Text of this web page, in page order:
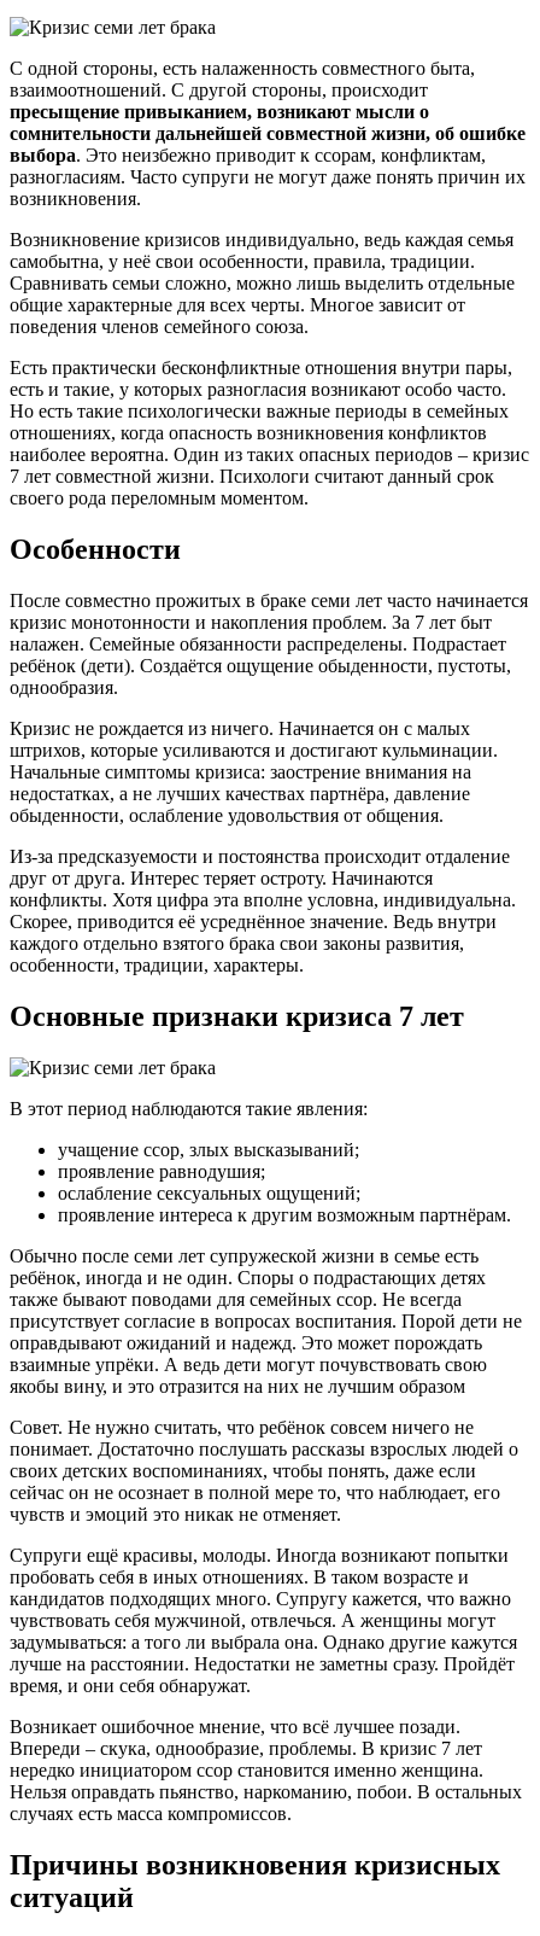
С одной стороны, есть налаженность совместного быта,
взаимоотношений. С другой стороны, происходит
пресыщение привыканием, возникают мысли о
сомнительности дальнейшей совместной жизни, об ошибке
выбора. Это неизбежно приводит к ссорам, конфликтам,
разногласиям. Часто супруги не могут даже понять причин их
возникновения.
Возникновение кризисов индивидуально, ведь каждая семья
самобытна, у неё свои особенности, правила, традиции.
Сравнивать семьи сложно, можно лишь выделить отдельные
общие характерные для всех черты. Многое зависит от
поведения членов семейного союза.
Есть практически бесконфликтные отношения внутри пары,
есть и такие, у которых разногласия возникают особо часто.
Но есть такие психологически важные периоды в семейных
отношениях, когда опасность возникновения конфликтов
наиболее вероятна. Один из таких опасных периодов – кризис
7 лет совместной жизни. Психологи считают данный срок
своего рода переломным моментом.
Особенности
После совместно прожитых в браке семи лет часто начинается
кризис монотонности и накопления проблем. За 7 лет быт
налажен. Семейные обязанности распределены. Подрастает
ребёнок (дети). Создаётся ощущение обыденности, пустоты,
однообразия.
Кризис не рождается из ничего. Начинается он с малых
штрихов, которые усиливаются и достигают кульминации.
Начальные симптомы кризиса: заострение внимания на
недостатках, а не лучших качествах партнёра, давление
обыденности, ослабление удовольствия от общения.
Из-за предсказуемости и постоянства происходит отдаление
друг от друга. Интерес теряет остроту. Начинаются
конфликты. Хотя цифра эта вполне условна, индивидуальна.
Скорее, приводится её усреднённое значение. Ведь внутри
каждого отдельно взятого брака свои законы развития,
особенности, традиции, характеры.
Основные признаки кризиса 7 лет
В этот период наблюдаются такие явления:
учащение ссор, злых высказываний;
проявление равнодушия;
ослабление сексуальных ощущений;
проявление интереса к другим возможным партнёрам.
Обычно после семи лет супружеской жизни в семье есть
ребёнок, иногда и не один. Споры о подрастающих детях
также бывают поводами для семейных ссор. Не всегда
присутствует согласие в вопросах воспитания. Порой дети не
оправдывают ожиданий и надежд. Это может порождать
взаимные упрёки. А ведь дети могут почувствовать свою
якобы вину, и это отразится на них не лучшим образом
Совет. Не нужно считать, что ребёнок совсем ничего не
понимает. Достаточно послушать рассказы взрослых людей о
своих детских воспоминаниях, чтобы понять, даже если
сейчас он не осознает в полной мере то, что наблюдает, его
чувств и эмоций это никак не отменяет.
Супруги ещё красивы, молоды. Иногда возникают попытки
пробовать себя в иных отношениях. В таком возрасте и
кандидатов подходящих много. Супругу кажется, что важно
чувствовать себя мужчиной, отвлечься. А женщины могут
задумываться: а того ли выбрала она. Однако другие кажутся
лучше на расстоянии. Недостатки не заметны сразу. Пройдёт
время, и они себя обнаружат.
Возникает ошибочное мнение, что всё лучшее позади.
Впереди – скука, однообразие, проблемы. В кризис 7 лет
нередко инициатором ссор становится именно женщина.
Нельзя оправдать пьянство, наркоманию, побои. В остальных
случаях есть масса компромиссов.
Причины возникновения кризисных
ситуаций